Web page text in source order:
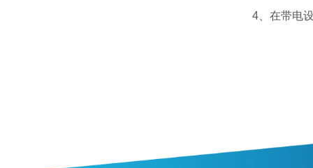
4、在带电